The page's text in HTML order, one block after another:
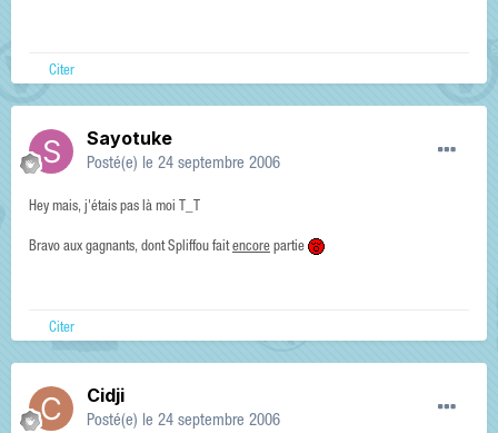
Citer
Sayotuke
Posté(e) le 24 septembre 2006
Hey mais, j'étais pas là moi T_T
Bravo aux gagnants, dont Spliffou faitencore partie
Citer
Cidji
Posté(e) le 24 septembre 2006